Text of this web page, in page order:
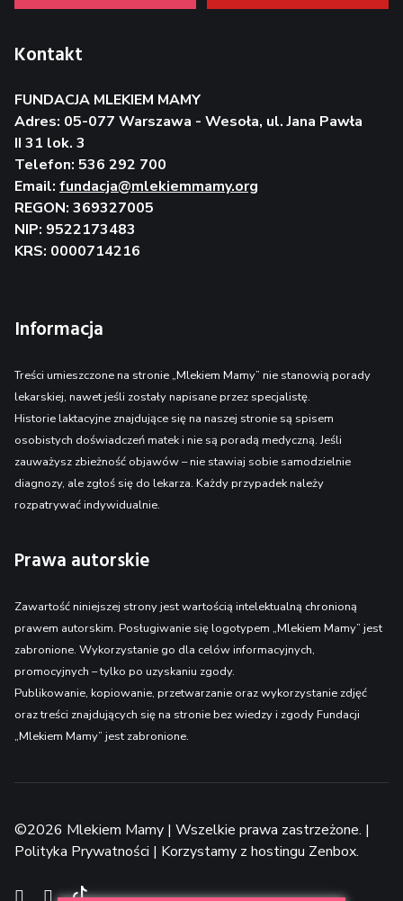
Kontakt
FUNDACJA MLEKIEM MAMY
Adres: 05-077 Warszawa - Wesoła, ul. Jana Pawła
II 31 lok. 3
Telefon: 536 292 700
Email: fundacja@mlekiemmamy.org
REGON: 369327005
NIP: 9522173483
KRS: 0000714216
Informacja
Treści umieszczone na stronie „Mlekiem Mamy” nie stanowią porady
lekarskiej, nawet jeśli zostały napisane przez specjalistę.
Historie laktacyjne znajdujące się na naszej stronie są spisem
osobistych doświadczeń matek i nie są poradą medyczną. Jeśli
zauważysz zbieżność objawów – nie stawiaj sobie samodzielnie
diagnozy, ale zgłoś się do lekarza. Każdy przypadek należy
rozpatrywać indywidualnie.
Prawa autorskie
Zawartość niniejszej strony jest wartością intelektualną chronioną
prawem autorskim. Posługiwanie się logotypem „Mlekiem Mamy” jest
zabronione. Wykorzystanie go dla celów informacyjnych,
promocyjnych – tylko po uzyskaniu zgody.
Publikowanie, kopiowanie, przetwarzanie oraz wykorzystanie zdjęć
oraz treści znajdujących się na stronie bez wiedzy i zgody Fundacji
„Mlekiem Mamy” jest zabronione.
©2026 Mlekiem Mamy | Wszelkie prawa zastrzeżone. |
Polityka Prywatności | Korzystamy z hostingu Zenbox.
Facebook
InstagramTikTok